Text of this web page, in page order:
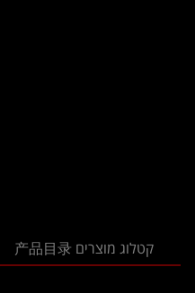
קטלוג מוצרים 产品目录